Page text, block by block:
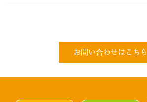
お問い合わせはこちら